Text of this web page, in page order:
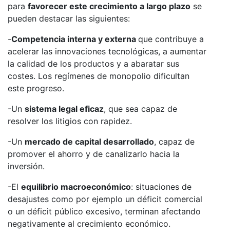
para favorecer este crecimiento a largo plazo se
pueden destacar las siguientes:
-Competencia interna y externa que contribuye a
acelerar las innovaciones tecnológicas, a aumentar
la calidad de los productos y a abaratar sus
costes. Los regímenes de monopolio dificultan
este progreso.
-Un sistema legal eficaz, que sea capaz de
resolver los litigios con rapidez.
-Un mercado de capital desarrollado, capaz de
promover el ahorro y de canalizarlo hacia la
inversión.
-El equilibrio macroeconómico: situaciones de
desajustes como por ejemplo un déficit comercial
o un déficit público excesivo, terminan afectando
negativamente al crecimiento económico.